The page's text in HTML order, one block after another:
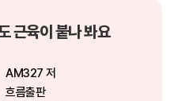
근육이 붙나 봐요
AM327 저
흐름출판